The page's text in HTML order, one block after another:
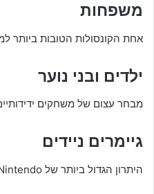
משפחות
אחת הקונסולות הטובות ביותר
ילדים ובני נוער
מבחר עצום של משחקים
גיימרים ניידים
היתרון הגדול ביותר של Nintendo נשאר היכולת לשחק בכל מקום.